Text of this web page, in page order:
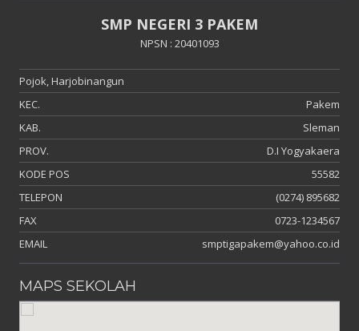
SMP NEGERI 3 PAKEM
NPSN : 20401093
Pojok, Harjobinangun
KEC.
Pakem
KAB.
Sleman
PROV.
D.I Yogyakaera
KODE POS
55582
TELEPON
(0274) 895682
FAX
0723-1234567
EMAIL
smptigapakem@yahoo.co.id
MAPS SEKOLAH